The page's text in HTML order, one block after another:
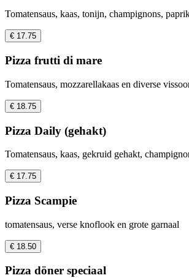
Tomatensaus, kaas, tonijn, champignons,
€ 17.75
Pizza frutti di mare
Tomatensaus, mozzarellakaas en diverse
€ 18.75
Pizza Daily (gehakt)
Tomatensaus, kaas, gekruid gehakt,
€ 17.75
Pizza Scampie
tomatensaus, verse knoflook en grote garnaal
€ 18.50
Pizza döner speciaal